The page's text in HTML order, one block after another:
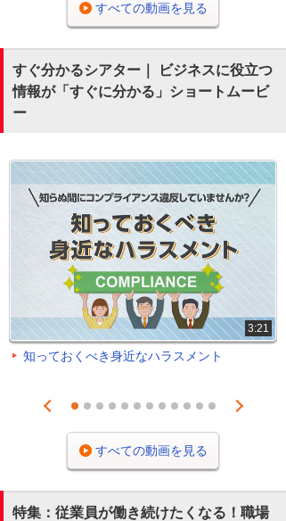
すべての動画を見る
すぐ分かるシアター｜ ビジネスに役立つ
情報が「すぐに分かる」ショートムービ
ー
3:21
知っておくべき身近なハラスメント
Prev
1 2 3 4 5 6 7 8 9 101112
Next
すべての動画を見る
特集：従業員が働き続けたくなる！職場